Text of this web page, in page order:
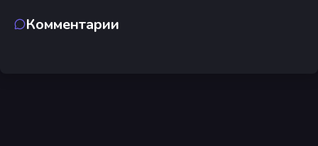
Комментарии